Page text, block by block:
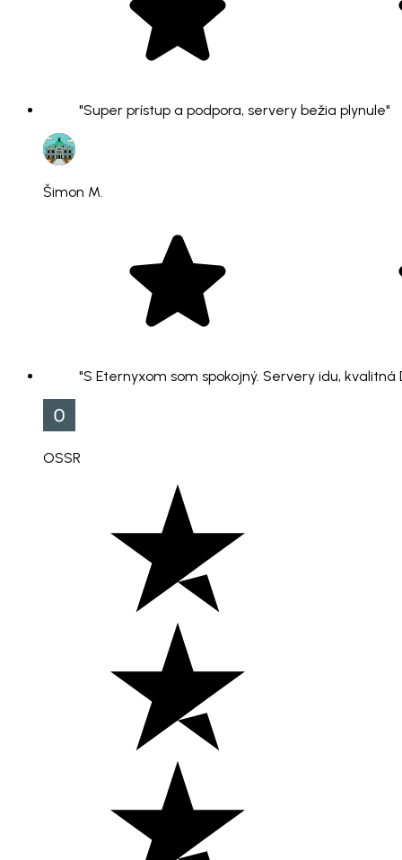
"Super prístup a podpora, servery bežia plynule"
Šimon M.
"S Eternyxom som spokojný. Servery idu,
OSSR